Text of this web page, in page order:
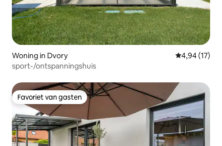
Woning in Dvory Gemiddelde
4,94 (17)
sport-/ontspanningshuis
Favoriet van gasten
Favoriet van gasten